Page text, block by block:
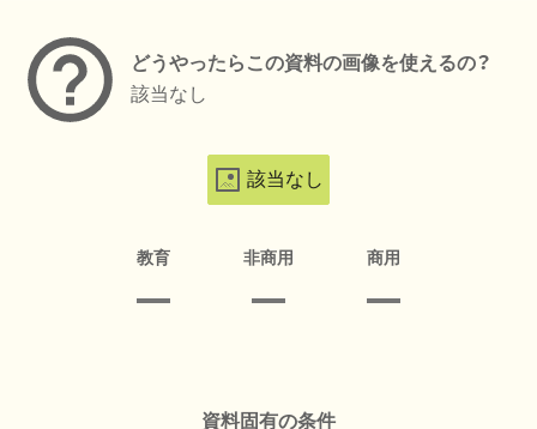
どうやったらこの資料の画像を使えるの？
該当なし
該当なし
教育 非商用 商用
資料固有の条件